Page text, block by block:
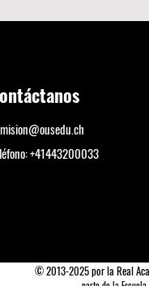
+41443200033
© 2013-2025 por la Real